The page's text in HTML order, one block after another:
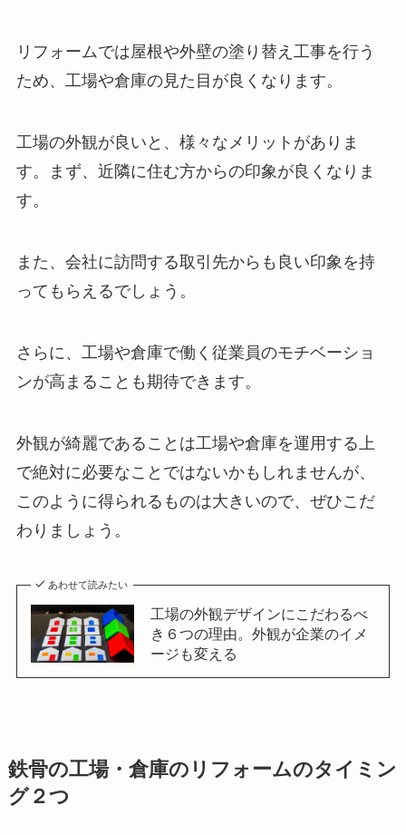
リフォームでは屋根や外壁の塗り替え工事を行う
ため、工場や倉庫の見た目が良くなります。
工場の外観が良いと、様々なメリットがありま
す。まず、近隣に住む方からの印象が良くなりま
す。
また、会社に訪問する取引先からも良い印象を持
ってもらえるでしょう。
さらに、工場や倉庫で働く従業員のモチベーショ
ンが高まることも期待できます。
外観が綺麗であることは工場や倉庫を運用する上
で絶対に必要なことではないかもしれませんが、
このように得られるものは大きいので、ぜひこだ
わりましょう。
あわせて読みたい
工場の外観デザインにこだわるべ
き６つの理由。外観が企業のイメ
ージも変える
鉄骨の工場・倉庫のリフォームのタイミン
グ２つ